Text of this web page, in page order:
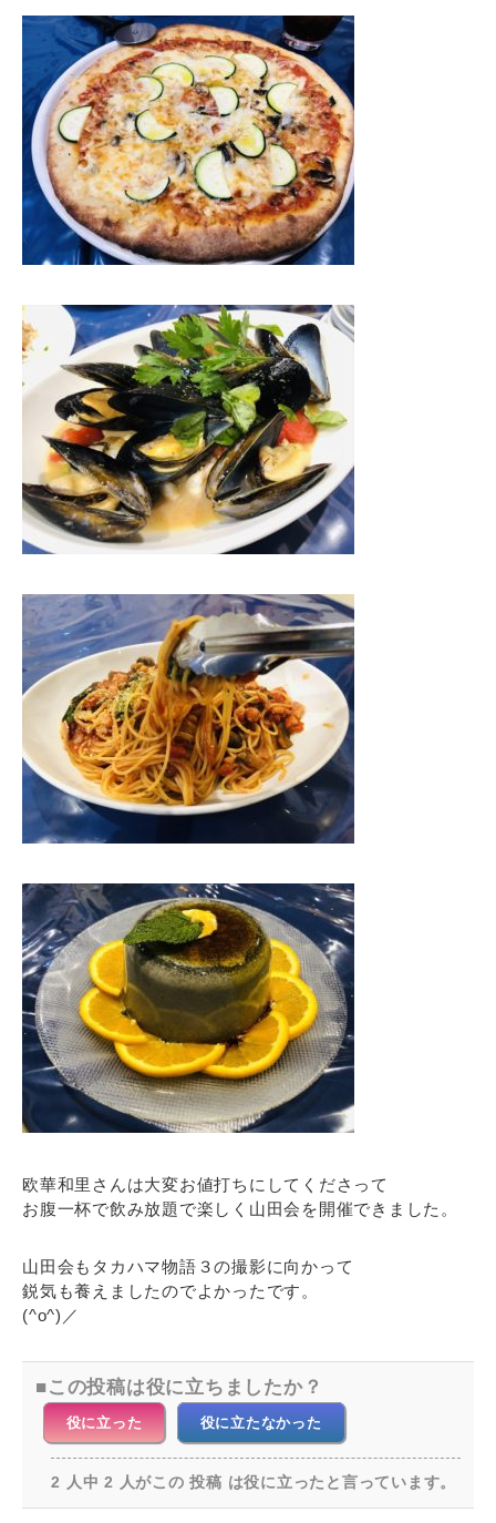
欧華和里さんは大変お値打ちにしてくださって
お腹一杯で飲み放題で楽しく山田会を開催できました。
山田会もタカハマ物語３の撮影に向かって
鋭気も養えましたのでよかったです。
(^o^)／
この投稿は役に立ちましたか？
役に立った 役に立たなかった
2 人中 2 人がこの 投稿 は役に立ったと言っています。